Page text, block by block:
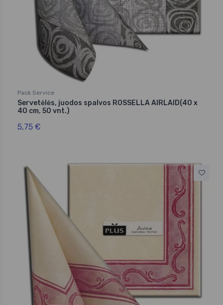
Pack Service
Servetėlės, juodos spalvos ROSSELLA AIRLAID(40 x
40 cm, 50 vnt.)
5,75 €